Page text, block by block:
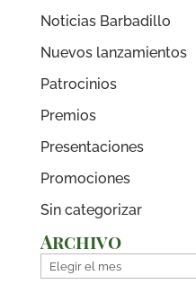
Noticias Barbadillo
Nuevos lanzamientos
Patrocinios
Premios
Presentaciones
Promociones
Sin categorizar
Archivo
Archivo